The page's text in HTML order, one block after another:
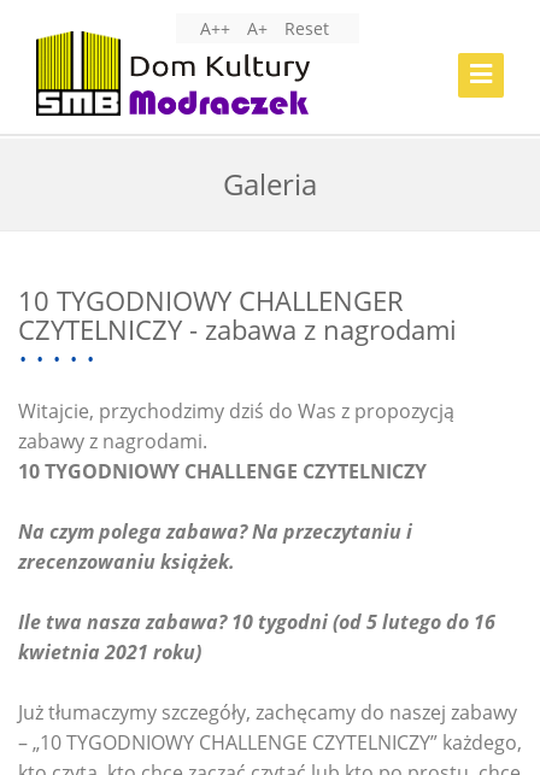
A++ A+ Reset
Toggle
Galeria
10 TYGODNIOWY CHALLENGER
CZYTELNICZY - zabawa z nagrodami
Witajcie, przychodzimy dziś do Was z propozycją
zabawy z nagrodami.
10 TYGODNIOWY CHALLENGE CZYTELNICZY
Na czym polega zabawa? Na przeczytaniu i
zrecenzowaniu książek.
Ile twa nasza zabawa? 10 tygodni (od 5 lutego do 16
kwietnia 2021 roku)
Już tłumaczymy szczegóły, zachęcamy do naszej zabawy
– „10 TYGODNIOWY CHALLENGE CZYTELNICZY” każdego,